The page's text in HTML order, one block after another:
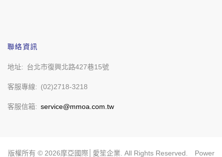
聯絡資訊
地址 台北市復興北路427巷15號
客服專線 (02)2718-3218
客服信箱 service@mmoa.com.tw
版權所有 © 2026摩亞國際│愛笙企業. All Rights Reserved. Power